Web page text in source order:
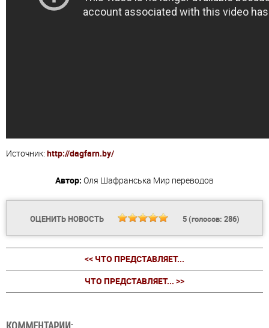
Источник: http://dagfarn.by/
Автор: Оля Шафранська Мир переводов
ОЦЕНИТЬ НОВОСТЬ 5(голосов: 286)
<< ЧТО ПРЕДСТАВЛЯЕТ...
ЧТО ПРЕДСТАВЛЯЕТ... >>